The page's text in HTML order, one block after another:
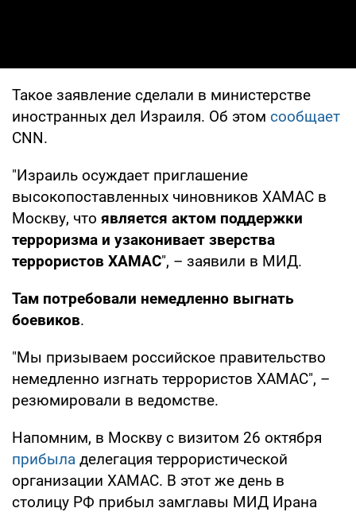
Такое заявление сделали в министерстве
иностранных дел Израиля. Об этом сообщает
CNN.
"Израиль осуждает приглашение
высокопоставленных чиновников ХАМАС в
Москву, что является актом поддержки
терроризма и узаконивает зверства
террористов ХАМАС", – заявили в МИД.
Там потребовали немедленно выгнать
боевиков.
"Мы призываем российское правительство
немедленно изгнать террористов ХАМАС", –
резюмировали в ведомстве.
Напомним, в Москву с визитом 26 октября
прибыла делегация террористической
организации ХАМАС. В этот же день в
столицу РФ прибыл замглавы МИД Ирана